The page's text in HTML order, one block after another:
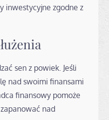
inwestycyjne zgodne z
sen z powiek. Jeśli
nad swoimi finansami
finansowy pomoże
nad